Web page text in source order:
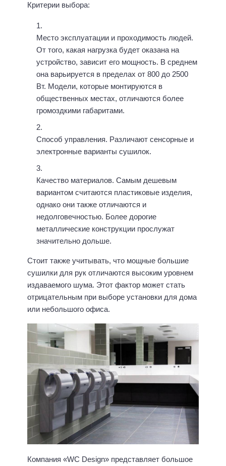
Критерии выбора:
Место эксплуатации и проходимость людей.
От того, какая нагрузка будет оказана на
устройство, зависит его мощность. В среднем
она варьируется в пределах от 800 до 2500
Вт. Модели, которые монтируются в
общественных местах, отличаются более
громоздкими габаритами.
Способ управления. Различают сенсорные и
электронные варианты сушилок.
Качество материалов. Самым дешевым
вариантом считаются пластиковые изделия,
однако они также отличаются и
недолговечностью. Более дорогие
металлические конструкции прослужат
значительно дольше.
Стоит также учитывать, что мощные большие
сушилки для рук отличаются высоким уровнем
издаваемого шума. Этот фактор может стать
отрицательным при выборе установки для дома
или небольшого офиса.
Компания «WC Design» представляет большое